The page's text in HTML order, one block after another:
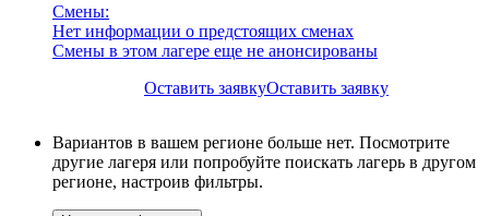
Смены:
Нет информации о предстоящих сменах
Смены в этом лагере еще не анонсированы
Оставить заявкуОставить заявку
Вариантов в вашем регионе больше нет. Посмотрите
другие лагеря или попробуйте поискать лагерь в другом
регионе, настроив фильтры.